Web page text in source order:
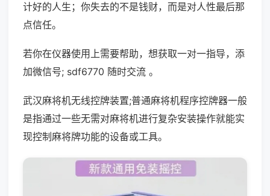
计好的人生；你失去的不是钱财，而是对人性最后那
点信任。
若你在仪器使用上需要帮助，想获取一对一指导，添
加微信号; sdf6770 随时交流 。
武汉麻将机无线控牌装置;普通麻将机程序控牌器一般
是指通过一些无需对麻将机进行复杂安装操作就能实
现控制麻将牌功能的设备或工具。